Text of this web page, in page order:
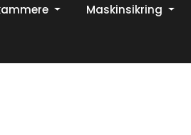
Maskinsikring